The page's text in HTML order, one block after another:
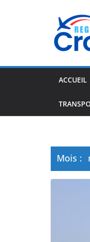
ACCUEIL
Mois :